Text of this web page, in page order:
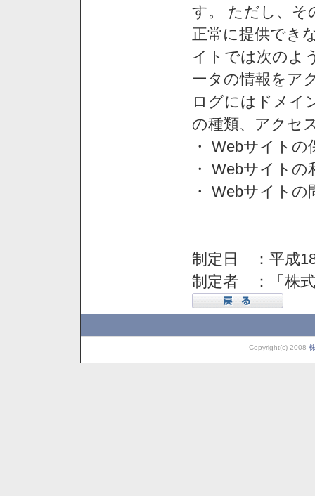
す。 ただし、そ
正常に提供でき
イトでは次のよ
ータの情報をア
ログにはドメイ
の種類、アクセ
・ Webサイトの
・ Webサイト
・ Webサイト
制定日 ：平成
制定者 ：「株
Copyright(c) 2008